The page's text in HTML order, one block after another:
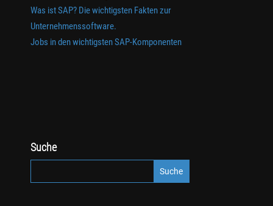
Was ist SAP? Die wichtigsten Fakten zur
Unternehmenssoftware.
Jobs in den wichtigsten SAP-Komponenten
Suche